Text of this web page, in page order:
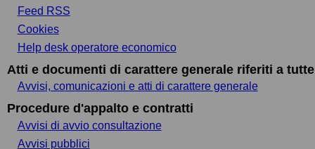
Feed RSS
Cookies
Help desk operatore economico
Atti e documenti di carattere generale riferiti a
Avvisi, comunicazioni e atti di carattere generale
Procedure d'appalto e contratti
Avvisi di avvio consultazione
Avvisi pubblici